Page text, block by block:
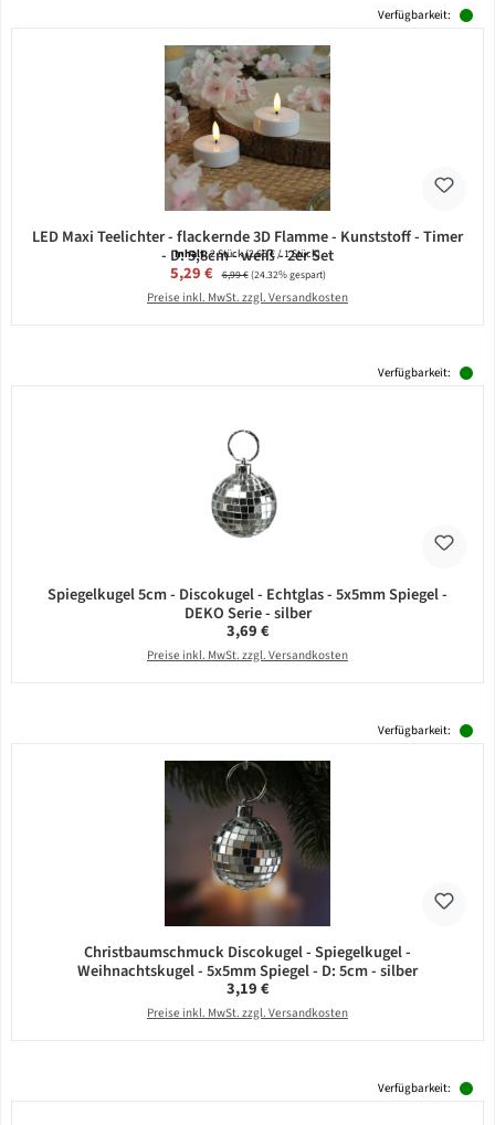
Verfügbarkeit:
LED Maxi Teelichter - flackernde 3D Flamme - Kunststoff - Timer
- D: 5,8cm - weiß - 2er Set
Inhalt:2 Stück(2,65 € / 1 Stück)
Verkaufspreis:
5,29 € Regulärer Preis:
6,99 €(24.32% gespart)
Preise inkl. MwSt. zzgl. Versandkosten
Verfügbarkeit:
Spiegelkugel 5cm - Discokugel - Echtglas - 5x5mm Spiegel -
DEKO Serie - silber
Regulärer Preis:
3,69 €
Preise inkl. MwSt. zzgl. Versandkosten
Verfügbarkeit:
Christbaumschmuck Discokugel - Spiegelkugel -
Weihnachtskugel - 5x5mm Spiegel - D: 5cm - silber
Regulärer Preis:
3,19 €
Preise inkl. MwSt. zzgl. Versandkosten
Verfügbarkeit: